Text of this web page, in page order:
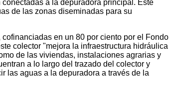
a la depuradora principal. Este
de las zonas diseminadas para su
en un 80 por ciento por el Fondo
colector "mejora la infraestructura hidráulica
de las viviendas, instalaciones agrarias y
a lo largo del trazado del colector y
las aguas a la depuradora a través de la